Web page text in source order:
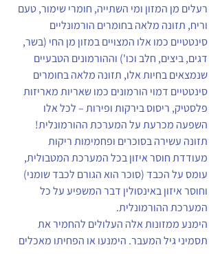
רעלים מן המזון ומי השתייה, חומרי שימור, טעם
וריח, תזונה מלאה בחומרים הורמונליים
סינטטיים כמו אלו המצויים במזון מן החי (בשר,
דגים, ביצים, חלב וכו') וההורמונים הטבעיים
שנמצאים בחיות אלו, תזונה מלאה בחומרים
סינטטיים דמוי הורמונים כמו שאריות מאריזות
פלסטיק, ריסוס בירקות ופירות – לכל אלו
השפעה מכרעת על המערכת ההורמונלית!
תזונה עשירה בסוכרים ופחמימות ריקות
מעודדת חוסר איזון בכל המערכת המטבולית,
עומס על הכבד (סוכר הוא הגורם לכבד שומני)
וחוסר איזון באינסולין דבר המשפיע על כל
המערכת ההורמונלית.
הימנע ממזונות אלה העלולים להחמיר את
תסמיני גיל המעבר. הימנעו או הפחיתו מאכלים